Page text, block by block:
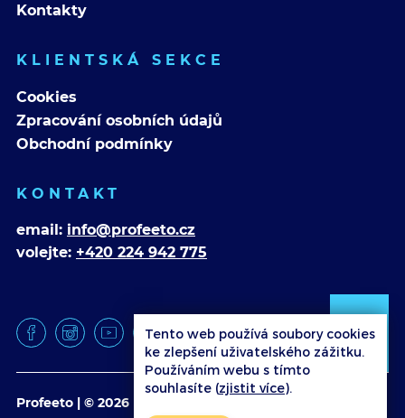
Kontakty
KLIENTSKÁ SEKCE
Cookies
Zpracování osobních údajů
Obchodní podmínky
KONTAKT
email: info@profeeto.cz
volejte: +420 224 942 775
Profeeto | © 2026
Tento web používá soubory cookies
ke zlepšení uživatelského zážitku.
Používáním webu s tímto
souhlasíte (zjistit více).